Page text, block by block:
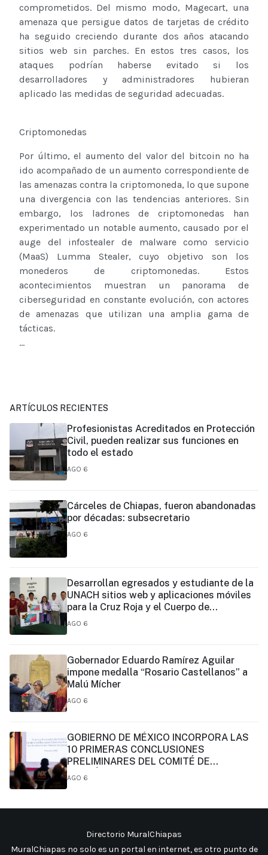
comprometidos. Del mismo modo, Magecart, una
amenaza que persigue datos de tarjetas de crédito
ha seguido creciendo durante dos años atacando
sitios web sin parches. En estos tres casos, los
ataques podrían haberse evitado si los
desarrolladores y administradores hubieran
aplicado las medidas de seguridad adecuadas.
Criptomonedas
Por último, el aumento del valor del bitcoin no ha
ido acompañado de un aumento correspondiente de
las amenazas contra la criptomoneda, lo que supone
una divergencia con las tendencias anteriores. Sin
embargo, los ladrones de criptomonedas han
experimentado un notable aumento, causado por el
auge del infostealer de malware como servicio
(MaaS) Lumma Stealer, cuyo objetivo son los
monederos de criptomonedas. Estos
acontecimientos muestran un panorama de
ciberseguridad en constante evolución, con actores
de amenazas que utilizan una amplia gama de
tácticas.
...
ARTÍCULOS RECIENTES
Profesionistas Acreditados en Protección
Civil, pueden realizar sus funciones en
todo el estado
AGO 6
Cárceles de Chiapas, fueron abandonadas
por décadas: subsecretario
AGO 6
Desarrollan egresados y estudiante de la
UNACH sitios web y aplicaciones móviles
para la Cruz Roja y el Cuerpo de
Bomberos de Tapachula
AGO 6
Gobernador Eduardo Ramírez Aguilar
impone medalla “Rosario Castellanos” a
Malú Mícher
AGO 6
GOBIERNO DE MÉXICO INCORPORA LAS
10 PRIMERAS CONCLUSIONES
PRELIMINARES DEL COMITÉ DE
CIENTÍFICOS Y ESPECIALISTAS PARA EL
PRESIDENTA CLAUDIA SHEINBAUM
AGO 6
Directorio MuralChiapas
MuralChiapas no solo es un portal en internet, es otro punto de